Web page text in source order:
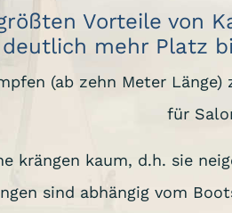
Vorteile von
deutlich mehr Platz
(ab zehn Meter
für
krängen kaum, d.h. sie
sind abhängig vom